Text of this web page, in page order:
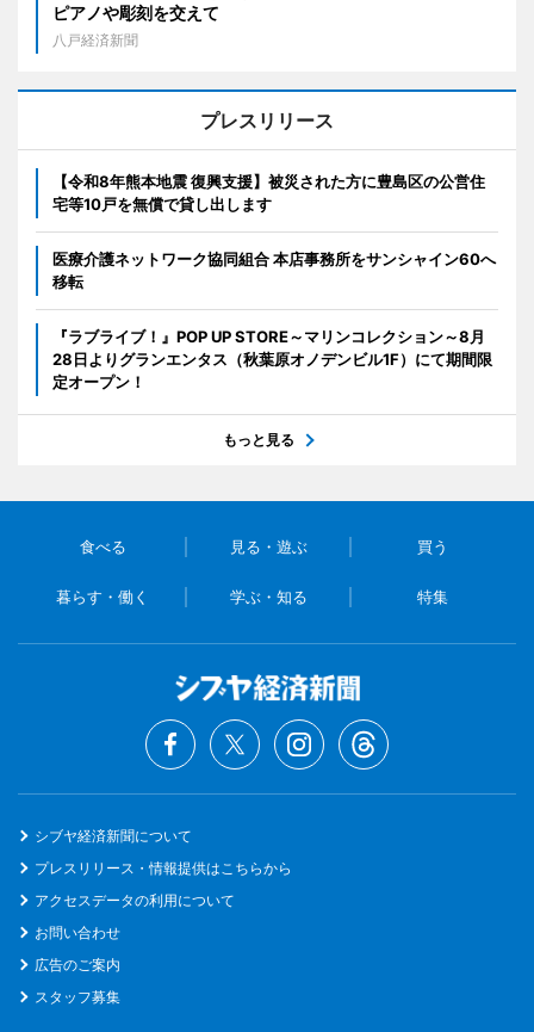
ピアノや彫刻を交えて
八戸経済新聞
プレスリリース
【令和8年熊本地震 復興支援】被災された方に豊島区の公営住
宅等10戸を無償で貸し出します
医療介護ネットワーク協同組合 本店事務所をサンシャイン60へ
移転
『ラブライブ！』POP UP STORE～マリンコレクション～8月
28日よりグランエンタス（秋葉原オノデンビル1F）にて期間限
定オープン！
もっと見る
食べる 見る・遊ぶ 買う
暮らす・働く 学ぶ・知る 特集
シブヤ経済新聞について
プレスリリース・情報提供はこちらから
アクセスデータの利用について
お問い合わせ
広告のご案内
スタッフ募集